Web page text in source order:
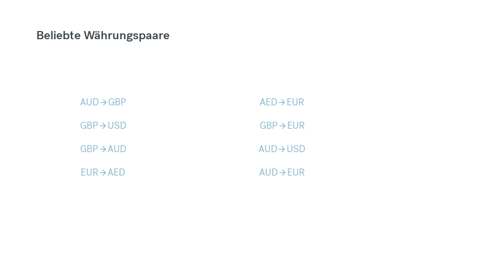
Beliebte Währungspaare
AUDarrow_forward GBP AEDarrow_forward EUR
GBParrow_forward USD GBParrow_forward EUR
GBParrow_forwardAUD AUDarrow_forward USD
EURarrow_forwardAED AUDarrow_forward EUR